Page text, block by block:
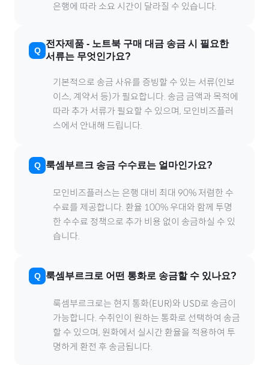
은행에 따라 소요 시간이 달라질 수 있습니다.
전자제품 - 노트북 구매 대금 송금 시 필요한
서류는 무엇인가요?
기본적으로 송금 사유를 증빙할 수 있는 서류(인보
이스, 계약서 등)가 필요합니다. 송금 금액과 목적에
따라 추가 서류가 필요할 수 있으며, 모인비즈플러
스에서 안내해 드립니다.
룩셈부르크 송금 수수료는 얼마인가요?
모인비즈플러스는 은행 대비 최대 90% 저렴한 수
수료를 제공합니다. 환율 100% 우대와 함께 투명
한 수수료 정책으로 추가 비용 없이 송금하실 수 있
습니다.
룩셈부르크로 어떤 통화로 송금할 수 있나요?
룩셈부르크로는 현지 통화(EUR)와 USD로 송금이
가능합니다. 수취인이 원하는 통화로 선택하여 송금
할 수 있으며, 원화에서 실시간 환율을 적용하여 투
명하게 환전 후 송금됩니다.